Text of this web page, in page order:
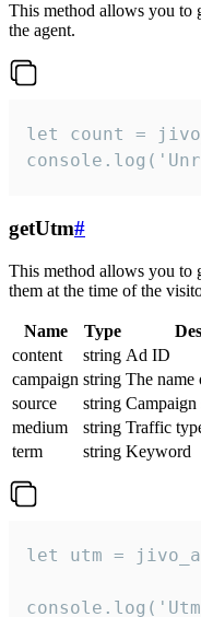
This method allows you to
the agent.
let count =
getUtm#
This method allows you to
them at the time of the
Name Type
content
string Ad ID
campaign string The name
source
string Campaign
medium
string Traffic
term
string Keyword
let utm =